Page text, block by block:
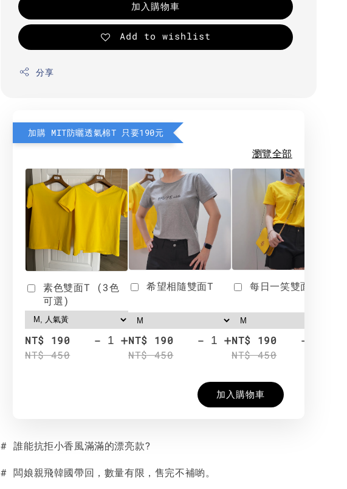
加入購物車
Add to wishlist
分享
加購 MIT防曬透氣棉T 只要190元
瀏覽全部
素色雙面T (3色
可選)
NT$ 190
NT$ 450
- +
希望相隨雙面T
NT$ 190
NT$ 450
- +
每日一笑雙面T
NT$ 190
NT$ 450
-
加入購物車
# 誰能抗拒小香風滿滿的漂亮款?
# 闆娘親飛韓國帶回，數量有限，售完不補喲。